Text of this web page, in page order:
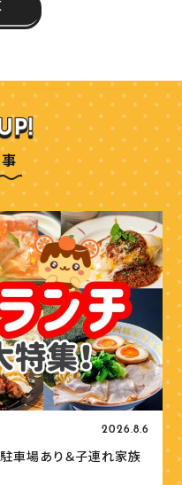
2026.8.6
車場あり＆子連れ家族